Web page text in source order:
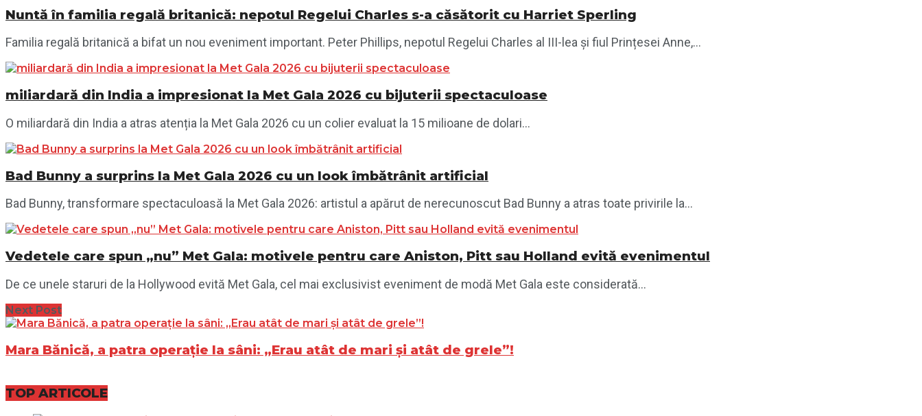
Nuntă în familia regală britanică: nepotul Regelui Charles s-a căsătorit cu Harriet Sperling
Familia regală britanică a bifat un nou eveniment important. Peter Phillips, nepotul Regelui Charles al III-lea și fiul Prințesei Anne,...
miliardară din India a impresionat la Met Gala 2026 cu bijuterii spectaculoase
O miliardară din India a atras atenția la Met Gala 2026 cu un colier evaluat la 15 milioane de dolari...
Bad Bunny a surprins la Met Gala 2026 cu un look îmbătrânit artificial
Bad Bunny, transformare spectaculoasă la Met Gala 2026: artistul a apărut de nerecunoscut Bad Bunny a atras toate privirile la...
Vedetele care spun „nu” Met Gala: motivele pentru care Aniston, Pitt sau Holland evită evenimentul
De ce unele staruri de la Hollywood evită Met Gala, cel mai exclusivist eveniment de modă Met Gala este considerată...
Next Post
Mara Bănică, a patra operație la sâni: „Erau atât de mari și atât de grele”!
TOP ARTICOLE